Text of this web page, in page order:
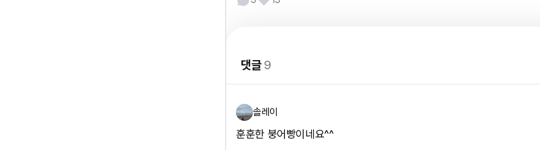
댓글9
솔레이
훈훈한 붕어빵이네요^^